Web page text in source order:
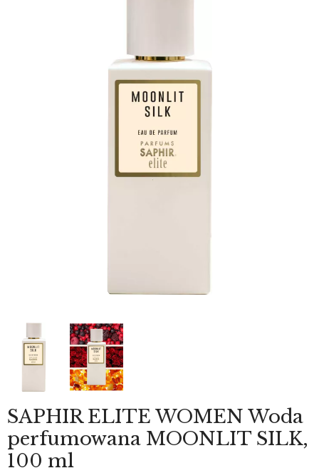
SAPHIR ELITE WOMEN Woda
perfumowana MOONLIT SILK,
100 ml